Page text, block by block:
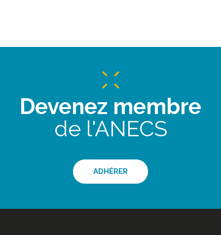
Devenez membre
de l'ANECS
ADHÉRER